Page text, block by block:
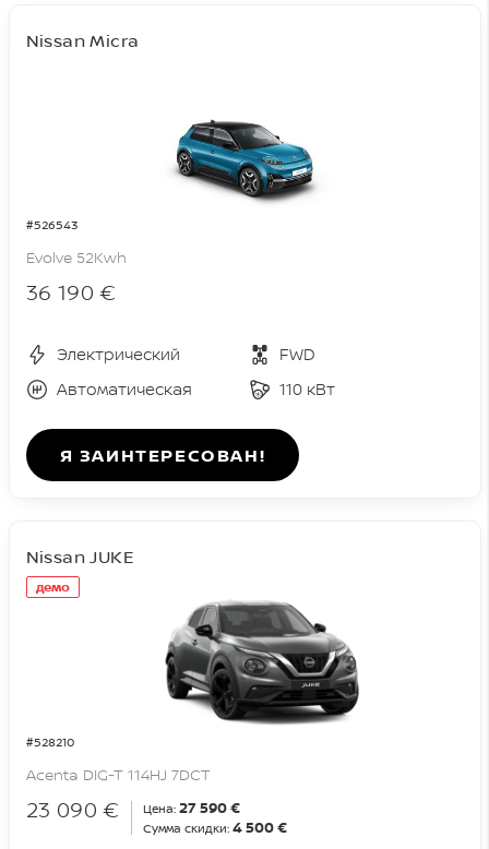
#526543
Nissan Micra
Evolve 52Kwh
36 190 €
Электрический
FWD
Автоматическая
110 кВт
Я ЗАИНТЕРЕСОВАН!
демо
#528210
Nissan JUKE
Acenta DIG-T 114HJ 7DCT
23 090 € Цена: 27 590 €
Сумма скидки: 4 500 €